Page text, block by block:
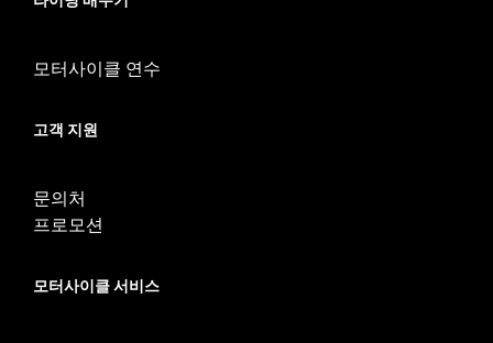
모터사이클 연수
고객 지원
문의처
프로모션
모터사이클 서비스